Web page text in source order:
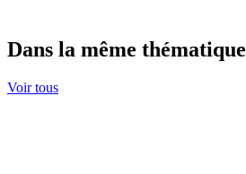
Dans la même thématique
Voir tous